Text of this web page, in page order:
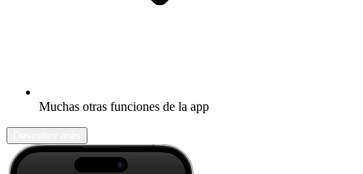
Muchas otras funciones de la app